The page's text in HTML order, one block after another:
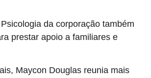
da corporação também
prestar apoio a familiares e
Maycon Douglas reunia mais